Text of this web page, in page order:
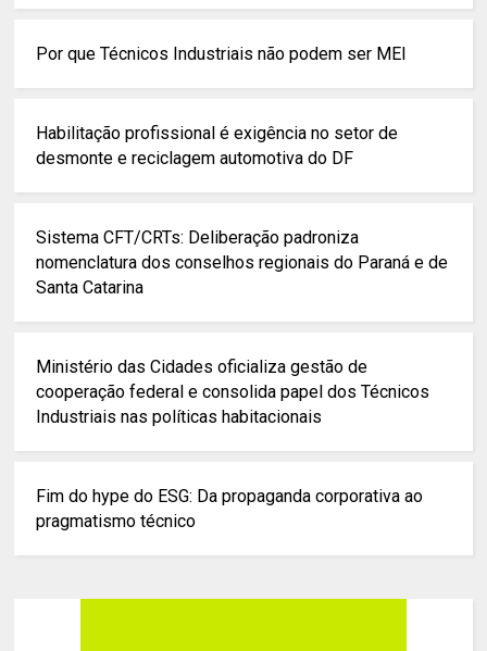
Por que Técnicos Industriais não podem ser MEI
Habilitação profissional é exigência no setor de
desmonte e reciclagem automotiva do DF
Sistema CFT/CRTs: Deliberação padroniza
nomenclatura dos conselhos regionais do Paraná e de
Santa Catarina
Ministério das Cidades oficializa gestão de
cooperação federal e consolida papel dos Técnicos
Industriais nas políticas habitacionais
Fim do hype do ESG: Da propaganda corporativa ao
pragmatismo técnico